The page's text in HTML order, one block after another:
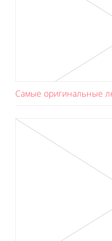
Самые оригинальные